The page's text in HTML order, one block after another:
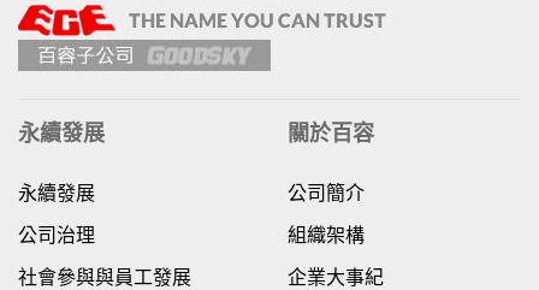
永續發展
永續發展
公司治理
社會參與與員工發展
關於百容
公司簡介
組織架構
企業大事紀